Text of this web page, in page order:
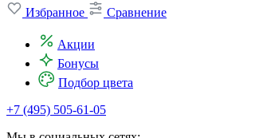
Избранное
Сравнение
Акции
Бонусы
Подбор цвета
+7 (495) 505-61-05